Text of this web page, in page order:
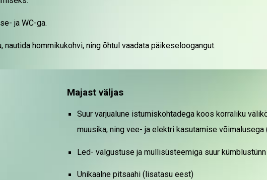
ja WC-ga.
hommikukohvi, ning õhtul vaadata päikeseloogangut.
Majast väljas
Suur varjualune istumiskohtadega koos korraliku
muusika, ning vee- ja elektri kasutamise
Led- valgustuse ja mullisüsteemiga suur
Unikaalne pitsaahi (lisatasu eest)